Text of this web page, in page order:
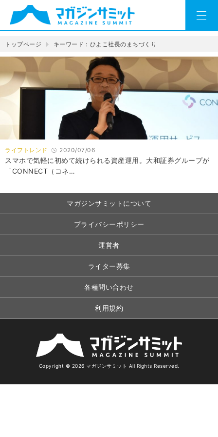
トップページ キーワード：ひよこ社長のまちづくり
ライフトレンド 2020/07/06
スマホで気軽に初めて続けられる資産運用。大和証券グループが
「CONNECT（コネ…
マガジンサミットについて
プライバシーポリシー
運営者
ライター募集
各種問い合わせ
利用規約
Copyright © 2026 マガジンサミット All Rights Reserved.